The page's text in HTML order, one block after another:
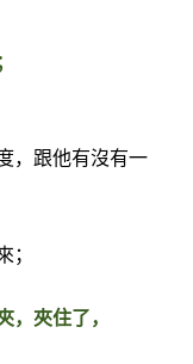
，跟他有沒有一
夾住了，